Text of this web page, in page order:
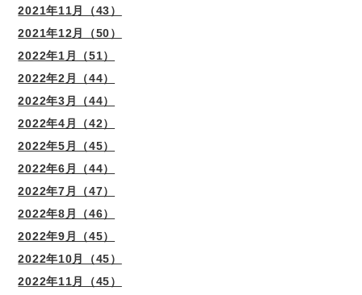
2021年11月（43）
2021年12月（50）
2022年1月（51）
2022年2月（44）
2022年3月（44）
2022年4月（42）
2022年5月（45）
2022年6月（44）
2022年7月（47）
2022年8月（46）
2022年9月（45）
2022年10月（45）
2022年11月（45）